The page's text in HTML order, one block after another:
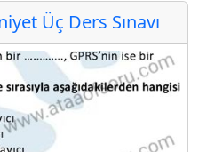
Üç Ders Sınavı